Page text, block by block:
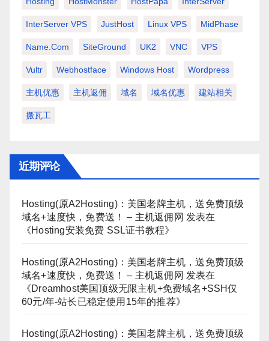
InterServer VPS JustHost Linux VPS MidPhase
Name.com SiteGround UK2 VNC VPS
Vultr Webhostface Windows Host Wordpress
主机优惠 主机返佣 域名 域名优惠 建站相关
搬瓦工
近期评论
Hosting(原A2Hosting)：美国老牌主机，送免费顶级
域名+速度快，免费送！ – 主机返佣网 发表在
《Hosting安装免费 SSL证书教程》
Hosting(原A2Hosting)：美国老牌主机，送免费顶级
域名+速度快，免费送！ – 主机返佣网 发表在
《Dreamhost美国顶级无限主机+免费域名+SSH仅
60元/年-站长已稳定使用15年的推荐》
Hosting(原A2Hosting)：美国老牌主机，送免费顶级